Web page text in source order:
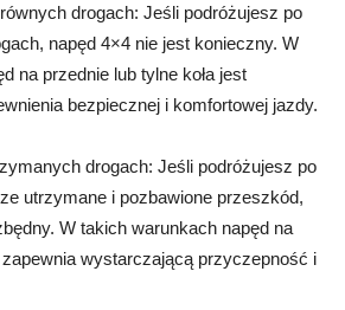
drogach: Jeśli podróżujesz po
napęd 4×4 nie jest konieczny. W
na przednie lub tylne koła jest
bezpiecznej i komfortowej jazdy.
drogach: Jeśli podróżujesz po
utrzymane i pozbawione przeszkód,
W takich warunkach napęd na
zapewnia wystarczającą przyczepność i